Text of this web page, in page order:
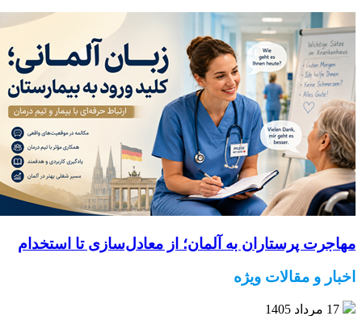
مهاجرت پرستاران به آلمان؛ از معادل‌سازی تا استخدام
اخبار و مقالات ویژه
17 مرداد 1405